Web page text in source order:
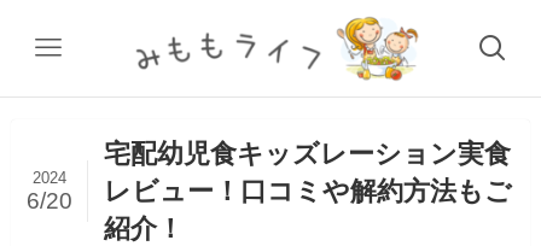
宅配幼児食キッズレーション実食
レビュー！口コミや解約方法もご
紹介！
2024
6/20